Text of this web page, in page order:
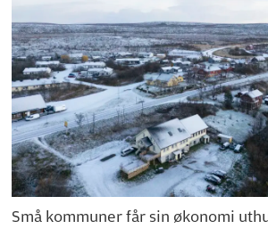
Små kommuner får sin økonomi